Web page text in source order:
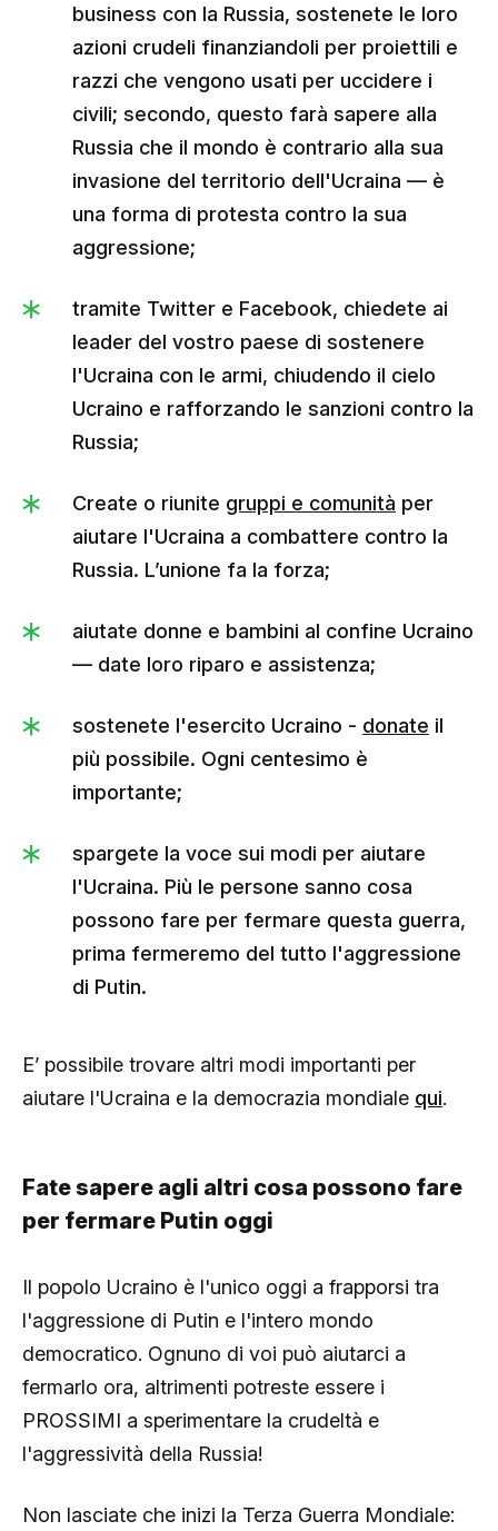
business con la Russia, sostenete le loro
azioni crudeli finanziandoli per proiettili e
razzi che vengono usati per uccidere i
civili; secondo, questo farà sapere alla
Russia che il mondo è contrario alla sua
invasione del territorio dell'Ucraina — è
una forma di protesta contro la sua
aggressione;
tramite Twitter e Facebook, chiedete ai
leader del vostro paese di sostenere
l'Ucraina con le armi, chiudendo il cielo
Ucraino e rafforzando le sanzioni contro la
Russia;
Create o riunite gruppi e comunità per
aiutare l'Ucraina a combattere contro la
Russia. L’unione fa la forza;
aiutate donne e bambini al confine Ucraino
— date loro riparo e assistenza;
sostenete l'esercito Ucraino - donate il
più possibile. Ogni centesimo è
importante;
spargete la voce sui modi per aiutare
l'Ucraina. Più le persone sanno cosa
possono fare per fermare questa guerra,
prima fermeremo del tutto l'aggressione
di Putin.
E’ possibile trovare altri modi importanti per
aiutare l'Ucraina e la democrazia mondiale qui.
Fate sapere agli altri cosa possono fare
per fermare Putin oggi
Il popolo Ucraino è l'unico oggi a frapporsi tra
l'aggressione di Putin e l'intero mondo
democratico. Ognuno di voi può aiutarci a
fermarlo ora, altrimenti potreste essere i
PROSSIMI a sperimentare la crudeltà e
l'aggressività della Russia!
Non lasciate che inizi la Terza Guerra Mondiale: